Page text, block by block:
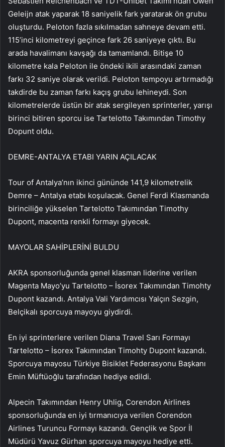
Geleijn atak yaparak 18 saniyelik fark yaratarak ön grubu
oluşturdu. Peloton fazla sıkılmadan sahneye devam etti.
115’inci kilometreyi geçince fark 26 saniyeye çıktı. Bu
arada havalimanı kavşağı da tamamlandı. Bitişe 10
kilometre kala Peloton ile öndeki ikili arasındaki zaman
farkı 32 saniye olarak verildi. Peloton tempoyu artırmadığı
takdirde bu zaman farkı kaçış grubu lehineydi. Son
kilometrelerde üstün bir atak sergileyen sprinterler, yarışı
birinci bitiren sporcu ise Tartelotto Takımından Timothy
Dopunt oldu.
DEMRE-ANTALYA ETABI YARIN AÇILACAK
Tour of Antalya’nın ikinci gününde 141,9 kilometrelik
Demre – Antalya etabı koşulacak. Genel Ferdi Klasmanda
birinciliğe yükselen Tartelotto Takımından Timothy
Dupont, macenta renkli formayı giyecek.
MAYOLAR SAHİPLERİNİ BULDU
AKRA sponsorluğunda genel klasman liderine verilen
Magenta Mayo’yu Tartelotto – İsorex Takımından Timohty
Dupont kazandı. Antalya Vali Yardımcısı Yalçın Sezgin,
Belçikalı sporcuya mayoyu giydirdi.
En iyi sprinterlere verilen Diana Travel Sarı Formayı
Tartelotto – İsorex Takımından Timohty Dupont kazandı.
Sporcuya mayosu Türkiye Bisiklet Federasyonu Başkanı
Emin Müftüoğlu tarafından hediye edildi.
Alpecin Takımından Henry Uhlig, Corendon Airlines
sponsorluğunda en iyi tırmanıcıya verilen Corendon
Airlines Turuncu Formayı kazandı. Gençlik ve Spor İl
Müdürü Yavuz Gürhan sporcuya mayoyu hediye etti.